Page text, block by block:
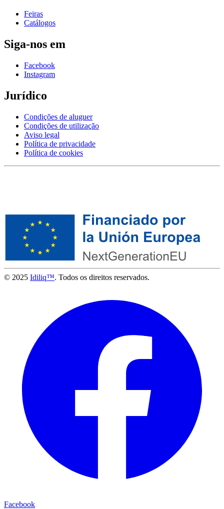
Feiras
Catálogos
Siga-nos em
Facebook
Instagram
Jurídico
Condições de aluguer
Condições de utilização
Aviso legal
Política de privacidade
Política de cookies
© 2025 Idiliq™. Todos os direitos reservados.
Facebook